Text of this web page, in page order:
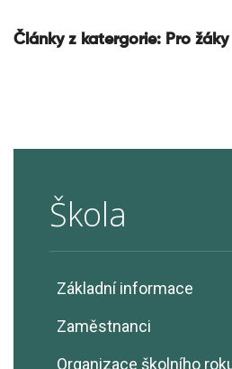
Škola
Základní informace
Zaměstnanci
Organizace školního
Články z katergorie: Pro žáky